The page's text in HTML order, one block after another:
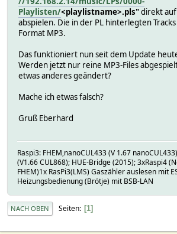
Playlisten/<playlistname>.pls"direkt
abspielen. Die in der PL hinterlegten
Format MP3.
Das funktioniert nun seit dem Update
Werden jetzt nur reine MP3-Files
etwas anderes geändert?
Mache ich etwas falsch?
Gruß Eberhard
Raspi3: FHEM,nanoCUL433 (V 1.67
(V1.66 CUL868); HUE-Bridge (2015); 3xRaspi4
FHEM)1x RasPi3(LMS) Gaszähler auslesen mit
Heizungsbedienung (Brötje) mit BSB-LAN
NACH OBEN Seiten 1